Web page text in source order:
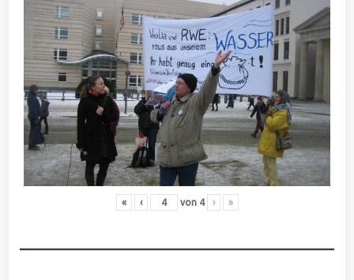
« ‹ von 4 › »